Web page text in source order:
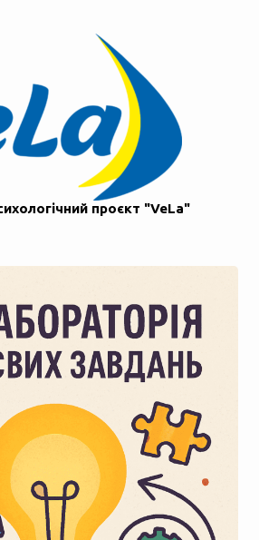
проєкт "VeLa"